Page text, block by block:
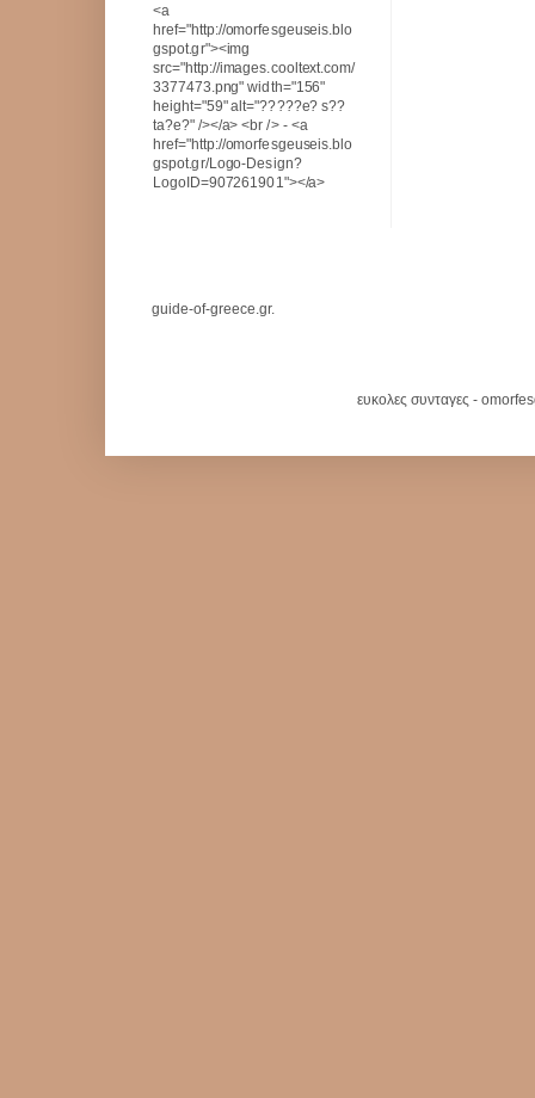
<a
href="http://omorfesgeuseis.blo
gspot.gr"><img
src="http://images.cooltext.com/
3377473.png" width="156"
height="59" alt="?????e? s??
ta?e?" /></a> <br /> - <a
href="http://omorfesgeuseis.blo
gspot.gr/Logo-Design?
LogoID=907261901"></a>
guide-of-greece.gr.
ευκολες συνταγες -